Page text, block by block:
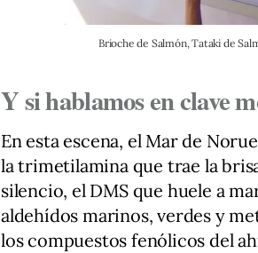
Brioche de Salmón, Tataki de
Y si hablamos en clave
En esta escena, el Mar de
la trimetilamina que trae la
silencio, el DMS que huele a
aldehídos marinos, verdes y
los compuestos fenólicos del